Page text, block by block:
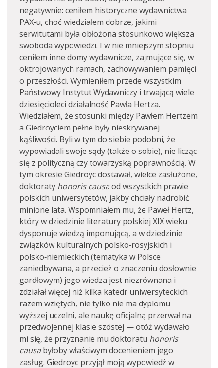
negatywnie: ceniłem historyczne wydawnictwa
PAX‑u, choć wiedziałem dobrze, jakimi
serwitutami była obłożona stosunkowo większa
swoboda wypowiedzi. I w nie mniejszym stopniu
ceniłem inne domy wydawnicze, zajmujące się, w
oktrojowanych ramach, zachowywaniem pamięci
o przeszłości. Wymieniłem przede wszystkim
Państwowy Instytut Wydawniczy i trwającą wiele
dziesięcioleci działalność Pawła Hertza.
Wiedziałem, że stosunki między Pawłem Hertzem
a Giedroyciem pełne były nieskrywanej
kąśliwości. Byli w tym do siebie podobni, że
wypowiadali swoje sądy (także o sobie), nie licząc
się z polityczną czy towarzyską poprawnością. W
tym okresie Giedroyc dostawał, wielce zasłużone,
doktoraty honoris causaod wszystkich prawie
polskich uniwersytetów, jakby chciały nadrobić
minione lata. Wspomniałem mu, że Paweł Hertz,
który w dziedzinie literatury polskiej XIX wieku
dysponuje wiedzą imponującą, a w dziedzinie
związków kulturalnych polsko‑rosyjskich i
polsko‑niemieckich (tematyka w Polsce
zaniedbywana, a przecież o znaczeniu dosłownie
gardłowym) jego wiedza jest niezrównana i
zdziałał więcej niż kilka katedr uniwersyteckich
razem wziętych, nie tylko nie ma dyplomu
wyższej uczelni, ale naukę oficjalną przerwał na
przedwojennej klasie szóstej — otóż wydawało
mi się, że przyznanie mu doktoratu honoris
causa byłoby właściwym docenieniem jego
zasług. Giedroyc przyjął moją wypowiedź w